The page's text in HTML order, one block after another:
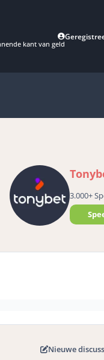
kant van geld
3.000+
Nieuwe